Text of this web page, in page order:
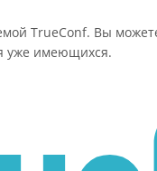
TrueConf. Вы
уже имеющихся.